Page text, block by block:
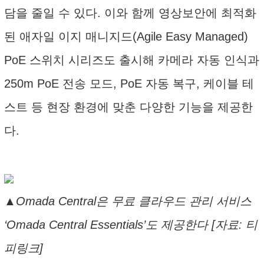
담을 줄일 수 있다. 이와 함께 영상보안에 최적화
된 애자일 이지 매니지드(Agile Easy Managed)
PoE 스위치 시리즈도 출시해 카메라 자동 인식과
250m PoE 전송 모드, PoE 자동 복구, 케이블 테
스트 등 현장 환경에 맞춘 다양한 기능을 제공한
다.
▲Omada Central은 무료 클라우드 관리 서비스
‘Omada Central Essentials’도 제공한다 [자료: 티
피링크]